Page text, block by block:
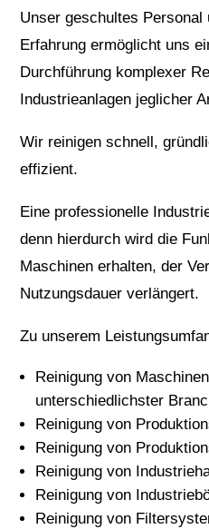
Unser geschultes Personal
Erfahrung ermöglicht uns
Durchführung komplexer
Industrieanlagen jeglicher
Wir reinigen schnell,
effizient.
Eine professionelle
denn hierdurch wird die
Maschinen erhalten, der
Nutzungsdauer verlängert.
Zu unserem
Reinigung von
unterschiedlichster
Reinigung von
Reinigung von
Reinigung von
Reinigung von
Reinigung von